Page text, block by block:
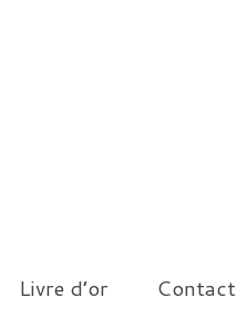
Livre d’or Contact